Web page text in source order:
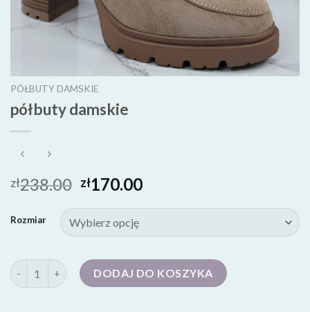
PÓŁBUTY DAMSKIE
półbuty damskie
zł238.00 zł170.00
Rozmiar
ilość półbuty damskieDODAJ DO KOSZYKA